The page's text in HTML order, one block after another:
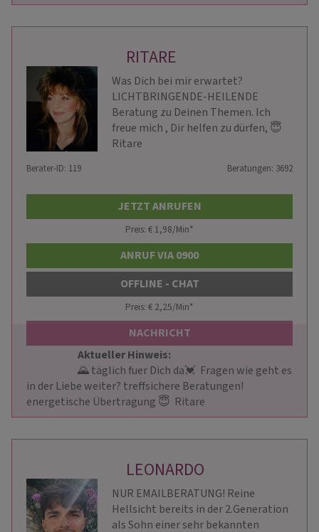
RITARE
Was Dich bei mir erwartet?
LICHTBRINGENDE-HEILENDE
Beratung zu Deinen Themen. Ich
freue mich , Dir helfen zu dürfen, 😇
Ritare
Berater-ID: 119 Beratungen: 3692
JETZT ANRUFEN
Preis: € 1,98/Min*
ANRUF VIA 0900
OFFLINE - CHAT
Preis: € 2,25/Min*
NACHRICHT
Aktueller Hinweis:
in der Liebe weiter? treffsichere Beratungen!
energetische Übertragung 😇  Ritare
LEONARDO
NUR EMAILBERATUNG! Reine
Hellsicht bereits in der 2.Generation
als Sohn einer sehr bekannten